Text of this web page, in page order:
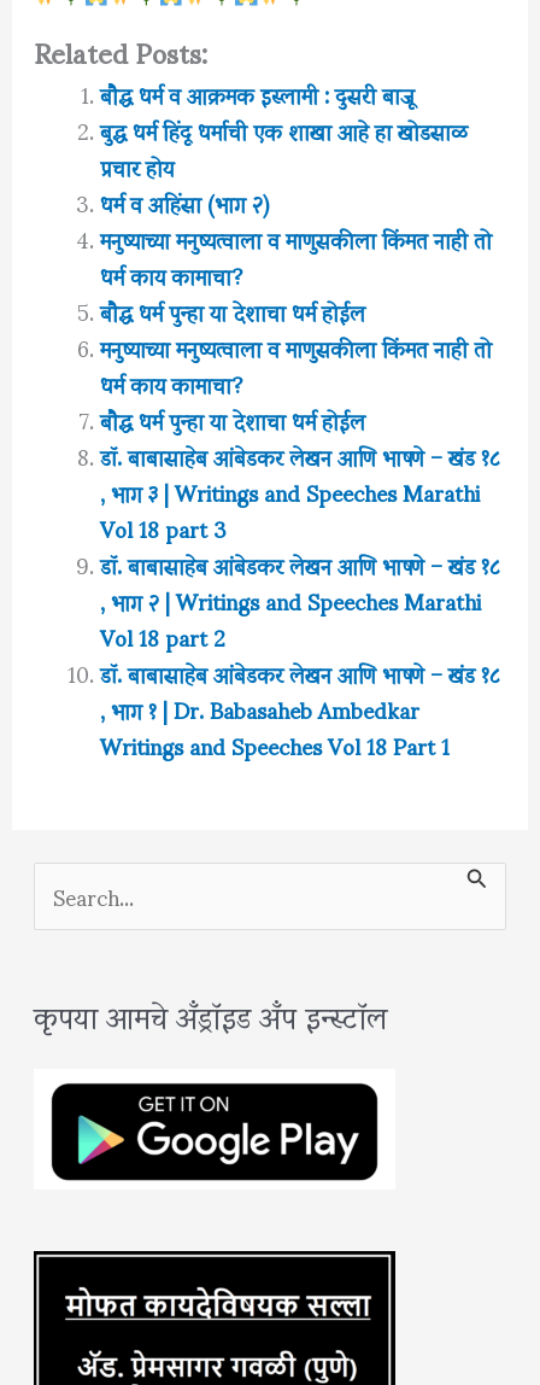
Related Posts:
बौद्ध धर्म व आक्रमक इस्लामी : दुसरी बाजू
बुद्ध धर्म हिंदू धर्माची एक शाखा आहे हा खोडसाळ
प्रचार होय
धर्म व अहिंसा (भाग २)
मनुष्याच्या मनुष्यत्वाला व माणुसकीला किंमत नाही तो
धर्म काय कामाचा?
बौद्ध धर्म पुन्हा या देशाचा धर्म होईल
मनुष्याच्या मनुष्यत्वाला व माणुसकीला किंमत नाही तो
धर्म काय कामाचा?
बौद्ध धर्म पुन्हा या देशाचा धर्म होईल
डॉ. बाबासाहेब आंबेडकर लेखन आणि भाषणे – खंड १८
, भाग ३ | Writings and Speeches Marathi
Vol 18 part 3
डॉ. बाबासाहेब आंबेडकर लेखन आणि भाषणे – खंड १८
, भाग २ | Writings and Speeches Marathi
Vol 18 part 2
डॉ. बाबासाहेब आंबेडकर लेखन आणि भाषणे – खंड १८
, भाग १ | Dr. Babasaheb Ambedkar
Writings and Speeches Vol 18 Part 1
S
e
r
:
कृपया आमचे अँड्रॉइड अँप इन्स्टॉल